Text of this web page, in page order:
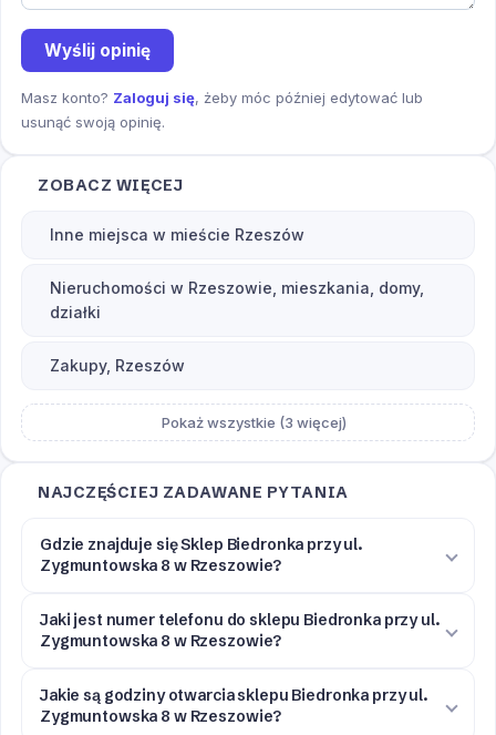
Wyślij opinię
Masz konto? Zaloguj się, żeby móc później edytować lub
usunąć swoją opinię.
ZOBACZ WIĘCEJ
Inne miejsca w mieście Rzeszów
Nieruchomości w Rzeszowie, mieszkania, domy,
działki
Zakupy, Rzeszów
Pokaż wszystkie (3 więcej)
NAJCZĘŚCIEJ ZADAWANE PYTANIA
Gdzie znajduje się Sklep Biedronka przy ul.
Zygmuntowska 8 w Rzeszowie?
Jaki jest numer telefonu do sklepu Biedronka przy ul.
Zygmuntowska 8 w Rzeszowie?
Jakie są godziny otwarcia sklepu Biedronka przy ul.
Zygmuntowska 8 w Rzeszowie?